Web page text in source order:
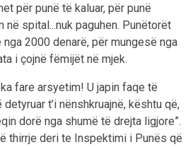
për punë të kaluar, për punë
në spital...nuk paguhen. Punëtorët
2000 denarë, për mungesë nga
i çojnë fëmijët në mjek.
fare arsyetim! U japin faqe të
t’i nënshkruajnë, kështu që,
dorë nga shumë të drejta ligjore”.
thirrje deri te Inspektimi i Punës që